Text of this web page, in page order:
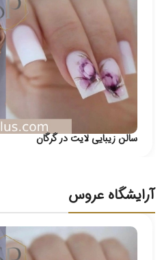
سالن زیبایی لایت در گرگان
آرایشگاه عروس